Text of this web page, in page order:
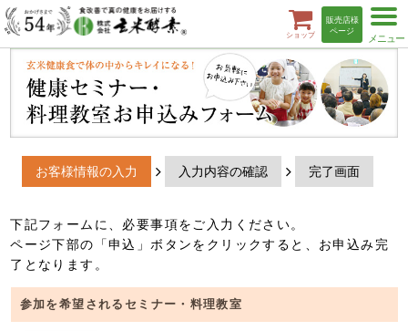
t
o
g
g
e
n
a
i
ショップ
販売店様
ページ
お客様情報の入力 入力内容の確認 完了画面
下記フォームに、必要事項をご入力ください。
ページ下部の「申込」ボタンをクリックすると、お申込み完
了となります。
参加を希望されるセミナー・料理教室